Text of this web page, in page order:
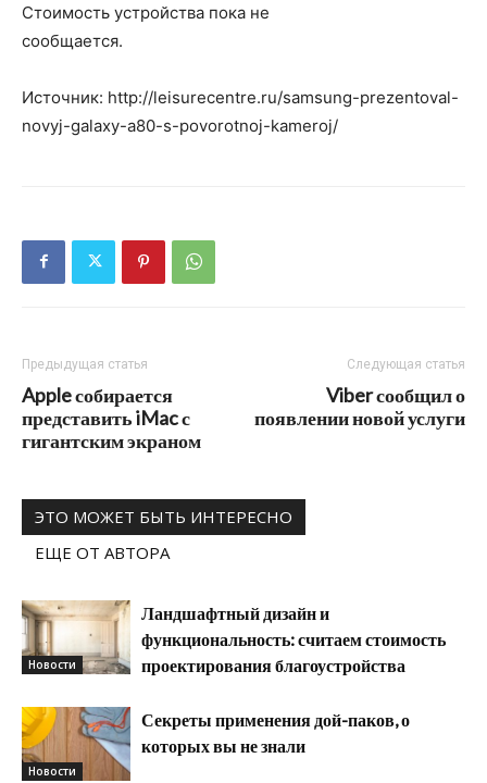
Стоимость устройства пока не
сообщается.
Источник: http://leisurecentre.ru/samsung-prezentoval-
novyj-galaxy-a80-s-povorotnoj-kameroj/
Предыдущая статья
Apple собирается
представить iMac с
гигантским экраном
Следующая статья
Viber сообщил о
появлении новой услуги
ЭТО МОЖЕТ БЫТЬ ИНТЕРЕСНО
ЕЩЕ ОТ АВТОРА
Новости
Ландшафтный дизайн и
функциональность: считаем стоимость
проектирования благоустройства
Новости
Секреты применения дой-паков, о
которых вы не знали